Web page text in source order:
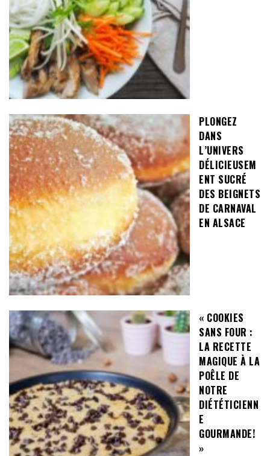
PLONGEZ
DANS
L’UNIVERS
DÉLICIEUSEM
ENT SUCRÉ
DES BEIGNETS
DE CARNAVAL
EN ALSACE
« COOKIES
SANS FOUR :
LA RECETTE
MAGIQUE À LA
POÊLE DE
NOTRE
DIÉTÉTICIENN
E
GOURMANDE!
»